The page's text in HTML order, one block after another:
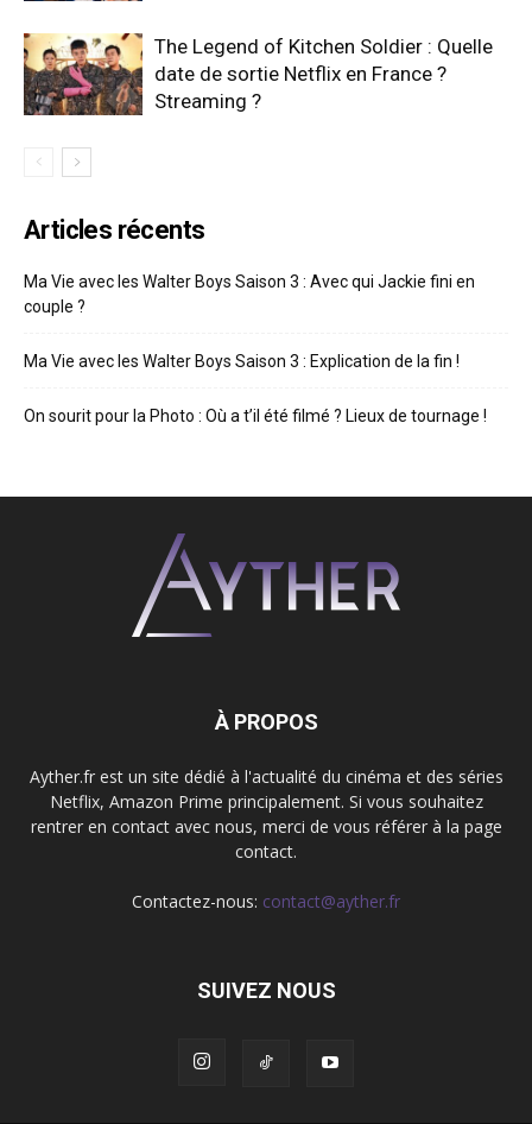
The Legend of Kitchen Soldier : Quelle
date de sortie Netflix en France ?
Streaming ?
Articles récents
Ma Vie avec les Walter Boys Saison 3 : Avec qui Jackie fini en
couple ?
Ma Vie avec les Walter Boys Saison 3 : Explication de la fin !
On sourit pour la Photo : Où a t’il été filmé ? Lieux de tournage !
À PROPOS
Ayther.fr est un site dédié à l'actualité du cinéma et des séries
Netflix, Amazon Prime principalement. Si vous souhaitez
rentrer en contact avec nous, merci de vous référer à la page
contact.
Contactez-nous: contact@ayther.fr
SUIVEZ NOUS